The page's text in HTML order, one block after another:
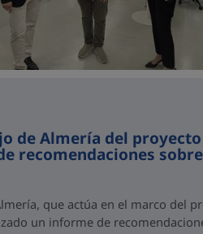
de Almería del proyecto
recomendaciones
que actúa en el marco del
un informe de